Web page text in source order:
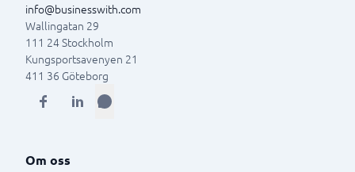
info@businesswith.com
Wallingatan 29
111 24Stockholm
Kungsportsavenyen 21
411 36 Göteborg
Om oss